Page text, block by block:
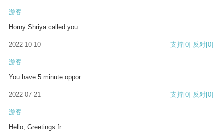
游客
Horny Shriya called you
2022-10-10 支持[0] 反对[0]
游客
You have 5 minute oppor
2022-07-21 支持[0] 反对[0]
游客
Hello, Greetings fr